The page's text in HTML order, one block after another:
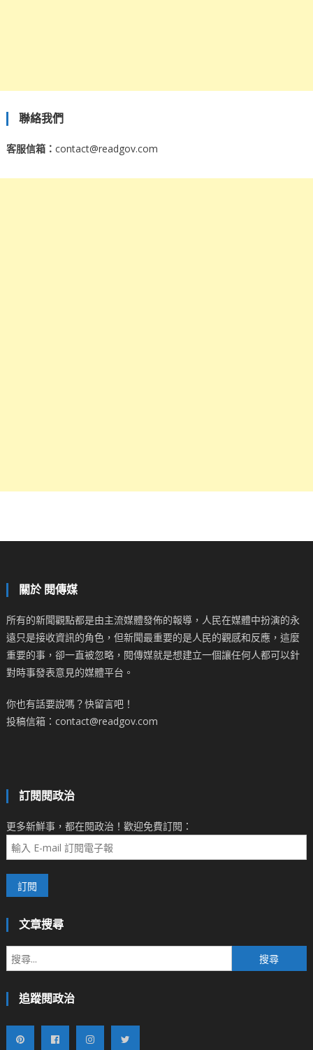
聯絡我們
客服信箱： contact@readgov.com
關於 閱傳媒
所有的新聞觀點都是由主流媒體發佈的報導，人民在媒體中扮演的永
遠只是接收資訊的角色，但新聞最重要的是人民的觀感和反應，這麼
重要的事，卻一直被忽略，閱傳媒就是想建立一個讓任何人都可以針
對時事發表意見的媒體平台。
你也有話要說嗎？快留言吧！
投稿信箱：contact@readgov.com
訂閱閱政治
更多新鮮事，都在閱政治！歡迎免費訂閱：
文章搜尋
尋
追蹤閱政治